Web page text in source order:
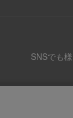
SNSでも